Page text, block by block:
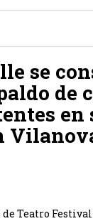
se
de
en
de Teatro